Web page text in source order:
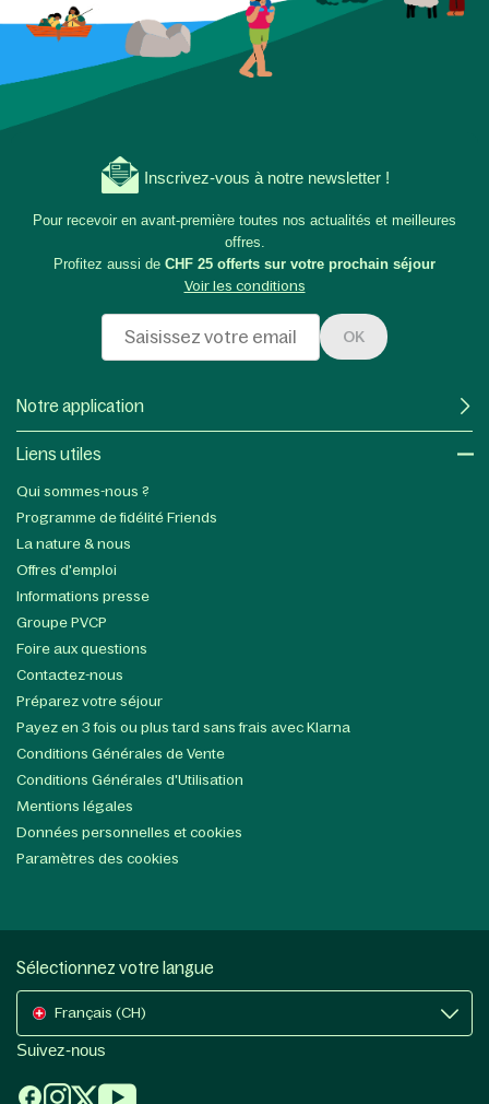
Inscrivez-vous à notre newsletter !
Pour recevoir en avant-première toutes nos actualités et meilleures
offres.
Profitez aussi de CHF 25 offerts sur votre prochain séjour
Voir les conditions
OK
Notre application
Liens utiles​
Qui sommes-nous ?
Programme de fidélité Friends
La nature & nous
Offres d'emploi
Informations presse
Groupe PVCP
Foire aux questions
Contactez-nous
Préparez votre séjour
Payez en 3 fois ou plus tard sans frais avec Klarna
Conditions Générales de Vente
Conditions Générales d'Utilisation
Mentions légales
Données personnelles et cookies
Paramètres des cookies
Sélectionnez votre langue
Français (CH)
Suivez-nous